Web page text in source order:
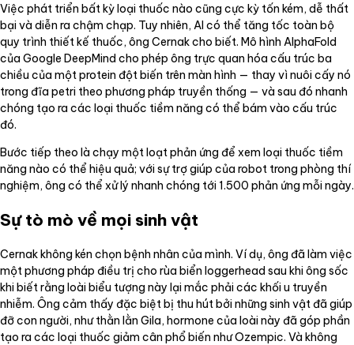
Việc phát triển bất kỳ loại thuốc nào cũng cực kỳ tốn kém, dễ thất
bại và diễn ra chậm chạp. Tuy nhiên, AI có thể tăng tốc toàn bộ
quy trình thiết kế thuốc, ông Cernak cho biết. Mô hình AlphaFold
của Google DeepMind cho phép ông trực quan hóa cấu trúc ba
chiều của một protein đột biến trên màn hình — thay vì nuôi cấy nó
trong đĩa petri theo phương pháp truyền thống — và sau đó nhanh
chóng tạo ra các loại thuốc tiềm năng có thể bám vào cấu trúc
đó.
Bước tiếp theo là chạy một loạt phản ứng để xem loại thuốc tiềm
năng nào có thể hiệu quả; với sự trợ giúp của robot trong phòng thí
nghiệm, ông có thể xử lý nhanh chóng tới 1.500 phản ứng mỗi ngày.
Sự tò mò về mọi sinh vật
Cernak không kén chọn bệnh nhân của mình. Ví dụ, ông đã làm việc
một phương pháp điều trị cho rùa biển loggerhead sau khi ông sốc
khi biết rằng loài biểu tượng này lại mắc phải các khối u truyền
nhiễm. Ông cảm thấy đặc biệt bị thu hút bởi những sinh vật đã giúp
đỡ con người, như thằn lằn Gila, hormone của loài này đã góp phần
tạo ra các loại thuốc giảm cân phổ biến như Ozempic. Và không